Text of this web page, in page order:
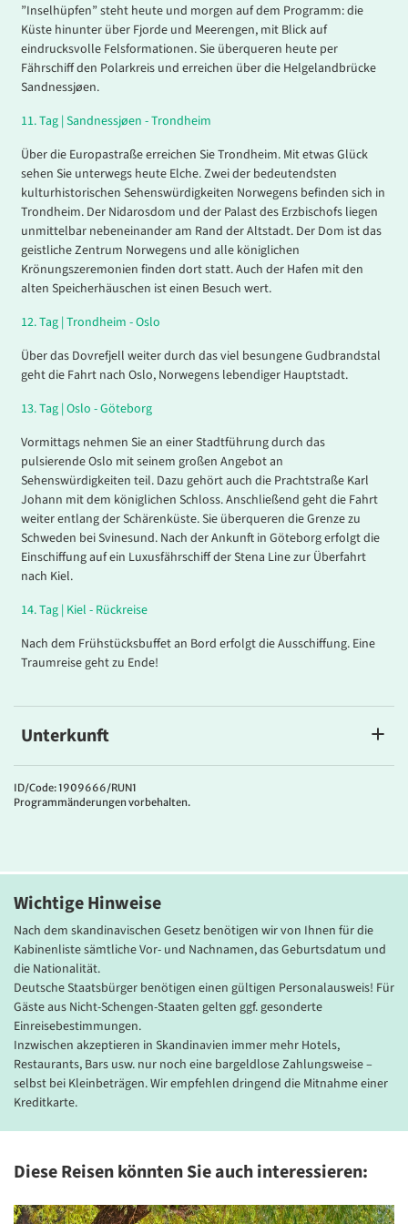
”Inselhüpfen” steht heute und morgen auf dem Programm: die
Küste hinunter über Fjorde und Meerengen, mit Blick auf
eindrucksvolle Felsformationen. Sie überqueren heute per
Fährschiff den Polarkreis und erreichen über die Helgelandbrücke
Sandnessjøen.
11.Tag | Sandnessjøen - Trondheim
Über die Europastraße erreichen Sie Trondheim. Mit etwas Glück
sehen Sie unterwegs heute Elche. Zwei der bedeutendsten
kulturhistorischen Sehenswürdigkeiten Norwegens befinden sich in
Trondheim. Der Nidarosdom und der Palast des Erzbischofs liegen
unmittelbar nebeneinander am Rand der Altstadt. Der Dom ist das
geistliche Zentrum Norwegens und alle königlichen
Krönungszeremonien finden dort statt. Auch der Hafen mit den
alten Speicherhäuschen ist einen Besuch wert.
12.Tag | Trondheim - Oslo
Über das Dovrefjell weiter durch das viel besungene Gudbrandstal
geht die Fahrt nach Oslo, Norwegens lebendiger Hauptstadt.
13.Tag | Oslo - Göteborg
Vormittags nehmen Sie an einer Stadtführung durch das
pulsierende Oslo mit seinem großen Angebot an
Sehenswürdigkeiten teil. Dazu gehört auch die Prachtstraße Karl
Johann mit dem königlichen Schloss. Anschließend geht die Fahrt
weiter entlang der Schärenküste. Sie überqueren die Grenze zu
Schweden bei Svinesund. Nach der Ankunft in Göteborg erfolgt die
Einschiffung auf ein Luxusfährschiff der Stena Line zur Überfahrt
nach Kiel.
14.Tag | Kiel - Rückreise
Nach dem Frühstücksbuffet an Bord erfolgt die Ausschiffung. Eine
Traumreise geht zu Ende!
Unterkunft
Gute Mittelklassehotels & moderne Fährschiffe
Die Unterkünfte während der Reise sind sorgfältig ausgewählte
landestypische Mittelklassehotels, bei denen die Halbpension
Ihnen köstliche Frühstücks- und Abendbuffets mit Getränken zur
Verfügung, um Ihre Reise so angenehm wie möglich zu gestalten.
ID/Code: 1909666/RUN1
Programmänderungen vorbehalten.
Wichtige Hinweise
Nach dem skandinavischen Gesetz benötigen wir von Ihnen für die
Kabinenliste sämtliche Vor- und Nachnamen, das Geburtsdatum und
die Nationalität.
Deutsche Staatsbürger benötigen einen gültigen Personalausweis! Für
Gäste aus Nicht-Schengen-Staaten gelten ggf. gesonderte
Einreisebestimmungen.
Inzwischen akzeptieren in Skandinavien immer mehr Hotels,
Restaurants, Bars usw. nur noch eine bargeldlose Zahlungsweise–
selbst bei Kleinbeträgen. Wir empfehlen dringend die Mitnahme einer
Kreditkarte.
Diese Reisen könnten Sie auch interessieren: